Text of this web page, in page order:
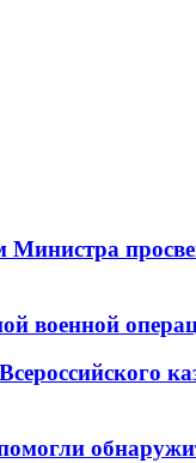
Министра
военной